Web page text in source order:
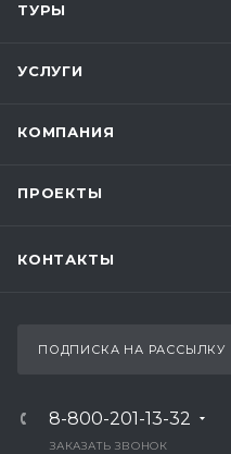
ТУРЫ
УСЛУГИ
КОМПАНИЯ
ПРОЕКТЫ
КОНТАКТЫ
ПОДПИСКА НА РАССЫЛКУ
8-800-201-13-32
ЗАКАЗАТЬ ЗВОНОК